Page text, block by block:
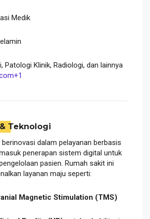
Medik
Patologi Klinik, Radiologi, dan lainnya
+1
Teknologi
berinovasi dalam pelayanan berbasis
penerapan sistem digital untuk
pasien. Rumah sakit ini
layanan maju seperti:
Magnetic Stimulation (TMS)